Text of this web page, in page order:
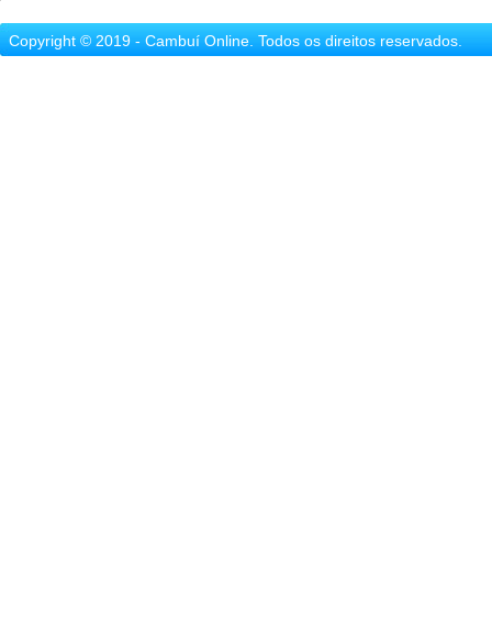
Copyright © 2019 - Cambuí Online. Todos os direitos reservados.